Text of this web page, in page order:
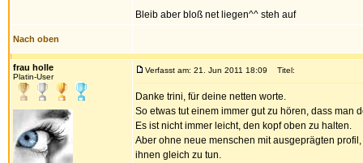
Bleib aber bloß net liegen^^ steh auf
Nach oben
frau holle
Platin-User
Verfasst am: 21. Jun 2011 18:09 Titel:
Danke trini, für deine netten worte.
So etwas tut einem immer gut zu hören, dass man
Es ist nicht immer leicht, den kopf oben zu halten.
Aber ohne neue menschen mit ausgeprägten
ihnen gleich zu tun.